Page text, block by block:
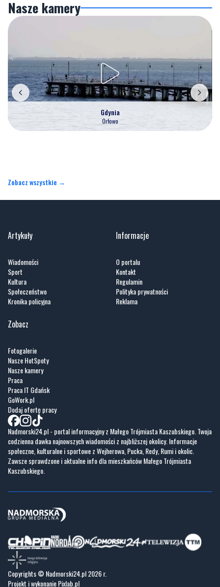
Artykuły
Wiadomości
Sport
Społeczeństwo
Informacje
O portalu
Kontakt
Zobacz
Fotogalerie
Nasze HotSpoty
Nasze kamery
Praca
Praca IT Gdańsk
GoWork.pl
Dodaj ofertę pracy
Nadmorski24.pl - portal informacyjny z Małego Trójmiasta Kaszubskiego. Twoja
codzienna dawka najnowszych wiadomości z najbliższej okolicy. Informacje